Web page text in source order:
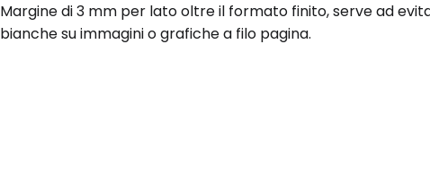
Margine di 3 mm per lato oltre il formato finito, serve ad
bianche su immagini o grafiche a filo pagina.